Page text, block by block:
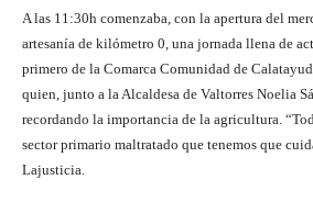
A las 11:30h comenzaba, con la apertura del
artesanía de kilómetro 0, una jornada llena de
primero de la Comarca Comunidad de
quien, junto a la Alcaldesa de Valtorres Noelia
recordando la importancia de la agricultura.
sector primario maltratado que tenemos que
Lajusticia.